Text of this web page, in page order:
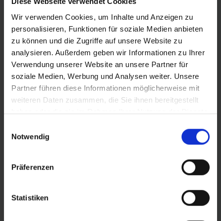
Wir verwenden Cookies, um Inhalte und Anzeigen zu
personalisieren, Funktionen für soziale Medien anbieten
zu können und die Zugriffe auf unsere Website zu
analysieren. Außerdem geben wir Informationen zu Ihrer
Verwendung unserer Website an unsere Partner für
soziale Medien, Werbung und Analysen weiter. Unsere
Partner führen diese Informationen möglicherweise mit
weiteren Daten zusammen, die Sie ihnen bereitgestellt
haben oder die sie im Rahmen Ihrer Nutzung der Dienste
Notwendig
Präferenzen
Statistiken
PRODUKTINFORMATIONEN
Schnelle Mischung, geschmeidige Karkasse
Maximale Performance dank der besten Technologien:
Beim G-One RX PRO kommt unsere ADDIX-Race-
Gummimischung zum Einsatz – sie sorgt für geringen
Schulterbereich. Die Race-Pro-Karkasse macht den
gleichbleibend hohem Durchschlag- und Pannenschutz.
Den G-One RX PRO gibt es in Breiten von 40 bis 60
Millimeter. Er ist tubeless-ready (TLR) für geringeren